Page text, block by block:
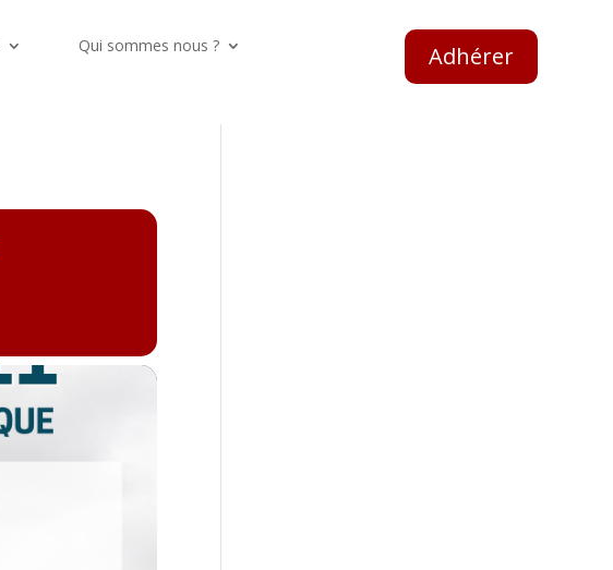
Qui sommes nous ?
Adhérer